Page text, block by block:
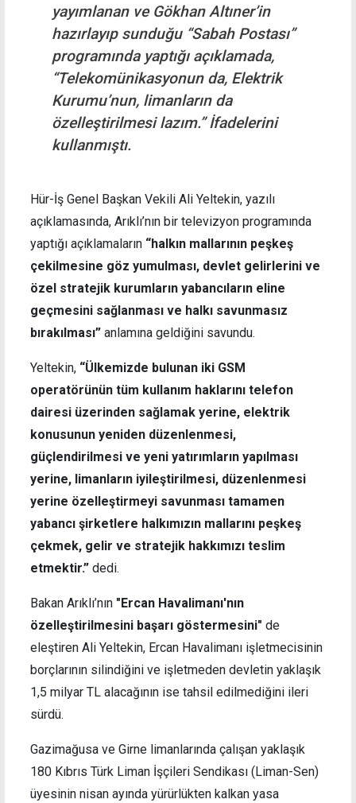
yayımlanan ve Gökhan Altıner’in
hazırlayıp sunduğu “Sabah Postası”
programında yaptığı açıklamada,
“Telekomünikasyonun da, Elektrik
Kurumu’nun, limanların da
özelleştirilmesi lazım.” İfadelerini
kullanmıştı.
Hür-İş Genel Başkan Vekili Ali Yeltekin, yazılı
açıklamasında, Arıklı’nın bir televizyon programında
yaptığı açıklamaların “halkın mallarının peşkeş
çekilmesine göz yumulması, devlet gelirlerini ve
özel stratejik kurumların yabancıların eline
geçmesini sağlanması ve halkı savunmasız
bırakılması” anlamına geldiğini savundu.
Yeltekin, “Ülkemizde bulunan iki GSM
operatörünün tüm kullanım haklarını telefon
dairesi üzerinden sağlamak yerine, elektrik
konusunun yeniden düzenlenmesi,
güçlendirilmesi ve yeni yatırımların yapılması
yerine, limanların iyileştirilmesi, düzenlenmesi
yerine özelleştirmeyi savunması tamamen
yabancı şirketlere halkımızın mallarını peşkeş
çekmek, gelir ve stratejik hakkımızı teslim
etmektir.” dedi.
Bakan Arıklı’nın "Ercan Havalimanı'nın
özelleştirilmesini başarı göstermesini" de
eleştiren Ali Yeltekin, Ercan Havalimanı işletmecisinin
borçlarının silindiğini ve işletmeden devletin yaklaşık
1,5 milyar TL alacağının ise tahsil edilmediğini ileri
sürdü.
Gazimağusa ve Girne limanlarında çalışan yaklaşık
180 Kıbrıs Türk Liman İşçileri Sendikası (Liman-Sen)
üyesinin nisan ayında yürürlükten kalkan yasa